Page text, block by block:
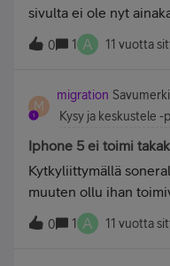
sivulta ei ole nyt
ostamaan prepaid
vielä jäljellä
mökiltä käsin ostaa
sulkeuduttua...
0 1 A 11 vuotta
M
migration
Kysy ja keskustele -
Iphone 5 ei toimi
Kytkyliittymällä
muuten ollu ihan
takakamera rikki,
sumea eikä tarkenna.
0 1 A 11 vuotta